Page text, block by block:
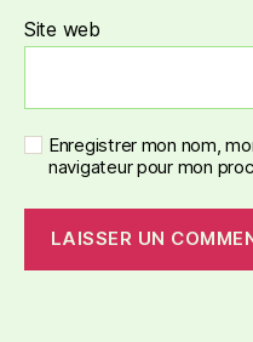
Site web
Enregistrer mon nom,
navigateur pour mon